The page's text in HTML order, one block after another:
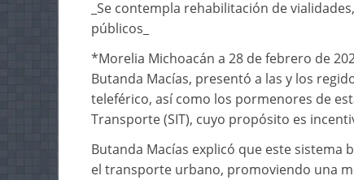
_Se contempla rehabilitación de
públicos_
*Morelia Michoacán a 28 de febrero de
Butanda Macías, presentó a las y los
teleférico, así como los pormenores de
Transporte (SIT), cuyo propósito es
Butanda Macías explicó que este
el transporte urbano, promoviendo una